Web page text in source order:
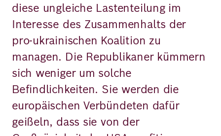
diese ungleiche Lastenteilung im
Interesse des Zusammenhalts der
pro-ukrainischen Koalition zu
managen. Die Republikaner kümmern
sich weniger um solche
Befindlichkeiten. Sie werden die
europäischen Verbündeten dafür
geißeln, dass sie von der